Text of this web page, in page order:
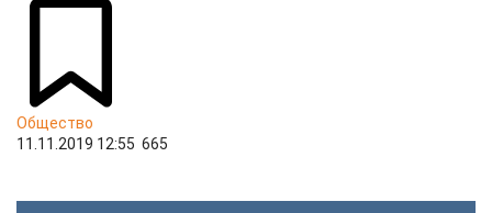
Общество
11.11.2019 12:55 665